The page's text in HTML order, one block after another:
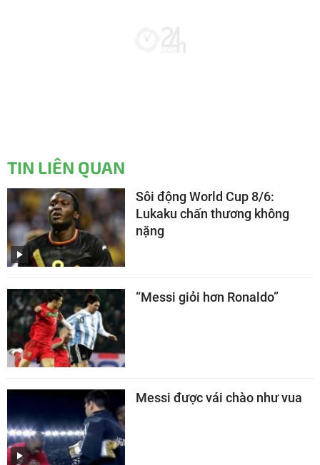
TIN LIÊN QUAN
Sôi động World Cup 8/6:
Lukaku chấn thương không
nặng
“Messi giỏi hơn Ronaldo”
Messi được vái chào như vua